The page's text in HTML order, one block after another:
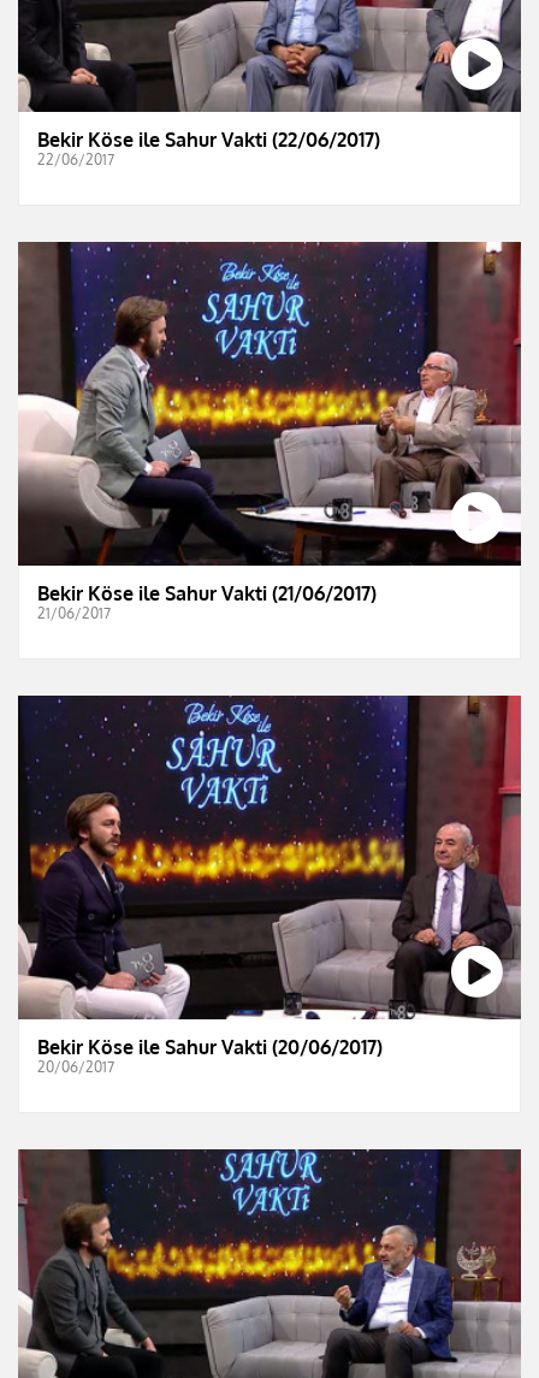
Bekir Köse ile Sahur Vakti (22/06/2017)
22/06/2017
Bekir Köse ile Sahur Vakti (21/06/2017)
21/06/2017
Bekir Köse ile Sahur Vakti (20/06/2017)
20/06/2017